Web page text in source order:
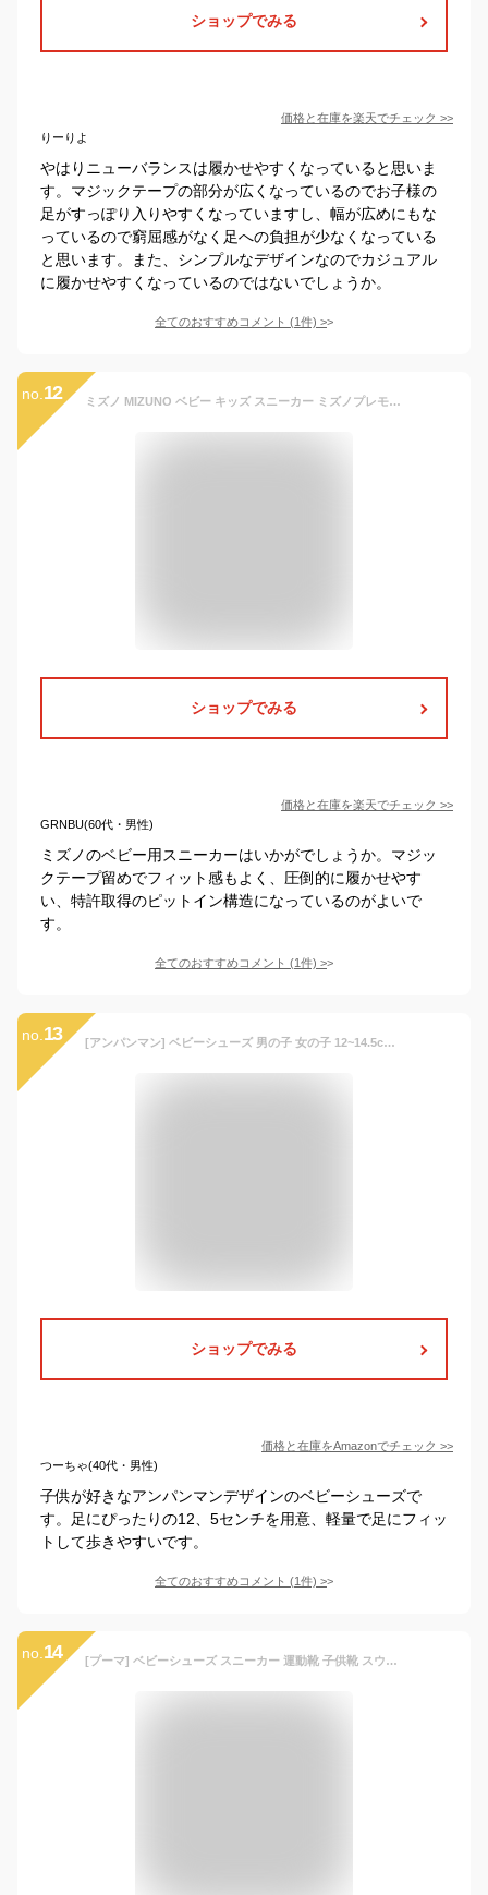
ショップでみる
価格と在庫を楽天でチェック >>
りーりよ
やはりニューバランスは履かせやすくなっていると思いま
す。マジックテープの部分が広くなっているのでお子様の
足がすっぽり入りやすくなっていますし、幅が広めにもな
っているので窮屈感がなく足への負担が少なくなっている
と思います。また、シンプルなデザインなのでカジュアル
に履かせやすくなっているのではないでしょうか。
全てのおすすめコメント (1件) >
no. 12 ミズノ MIZUNO ベビー キッズ スニーカー ミズノプレモア インファント2 C1GD2232 男の子 女の子 シューズ 靴 子供靴 運動会 通園 通学 マジック 履きやすい
ショップでみる
価格と在庫を楽天でチェック >>
GRNBU(60代・男性)
ミズノのベビー用スニーカーはいかがでしょうか。マジッ
クテープ留めでフィット感もよく、圧倒的に履かせやす
い、特許取得のピットイン構造になっているのがよいで
す。
全てのおすすめコメント (1件) >
no. 13 [アンパンマン] ベビーシューズ 男の子 女の子 12~14.5cm ベビー アンパンマンベビー08 ブラウン 14.5 cm 2E
ショップでみる
価格と在庫をAmazonでチェック >>
つーちゃ(40代・男性)
子供が好きなアンパンマンデザインのベビーシューズで
す。足にぴったりの12、5センチを用意、軽量で足にフィッ
トして歩きやすいです。
全てのおすすめコメント (1件) >
no. 14 [プーマ] ベビーシューズ スニーカー 運動靴 子供靴 スウェード クラシック XXI V インファント 21年春夏カラー プーマブラック/プーマブラック(04) 16.0 cm